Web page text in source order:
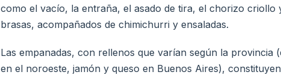
como el vacío, la entraña, el asado de tira, el chorizo criollo
brasas, acompañados de chimichurri y ensaladas.
Las empanadas, con rellenos que varían según la
en el noroeste, jamón y queso en Buenos Aires),